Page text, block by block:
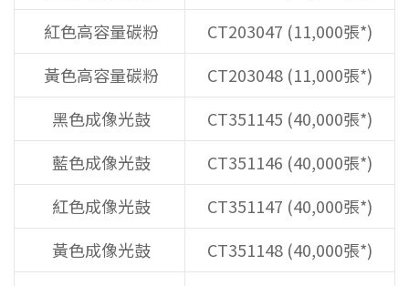
紅色高容量碳粉
CT203047 (11,000張*)
黃色高容量碳粉
CT203048 (11,000張*)
黑色成像光鼓
CT351145 (40,000張*)
藍色成像光鼓
CT351146 (40,000張*)
紅色成像光鼓
CT351147 (40,000張*)
黃色成像光鼓
CT351148 (40,000張*)